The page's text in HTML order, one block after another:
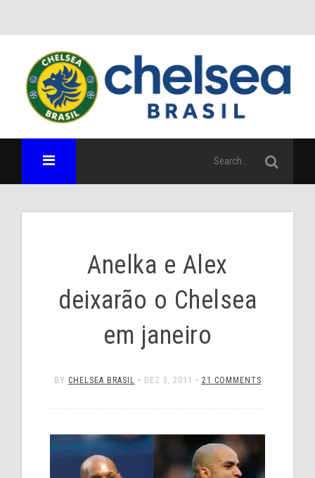
Anelka e Alex
deixarão o Chelsea
em janeiro
BY CHELSEA BRASIL • DEZ 3, 2011 • 21 COMMENTS